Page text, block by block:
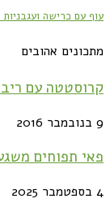
עוף עם כרישה ועגבניות
מתכונים אהובים
קרוסטטה עם
9 בנובמבר 2016
פאי תפוחים
4 בספטמבר 2025